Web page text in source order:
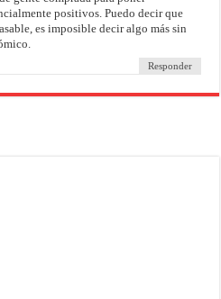
positivos. Puedo decir que
es imposible decir algo más sin
Responder